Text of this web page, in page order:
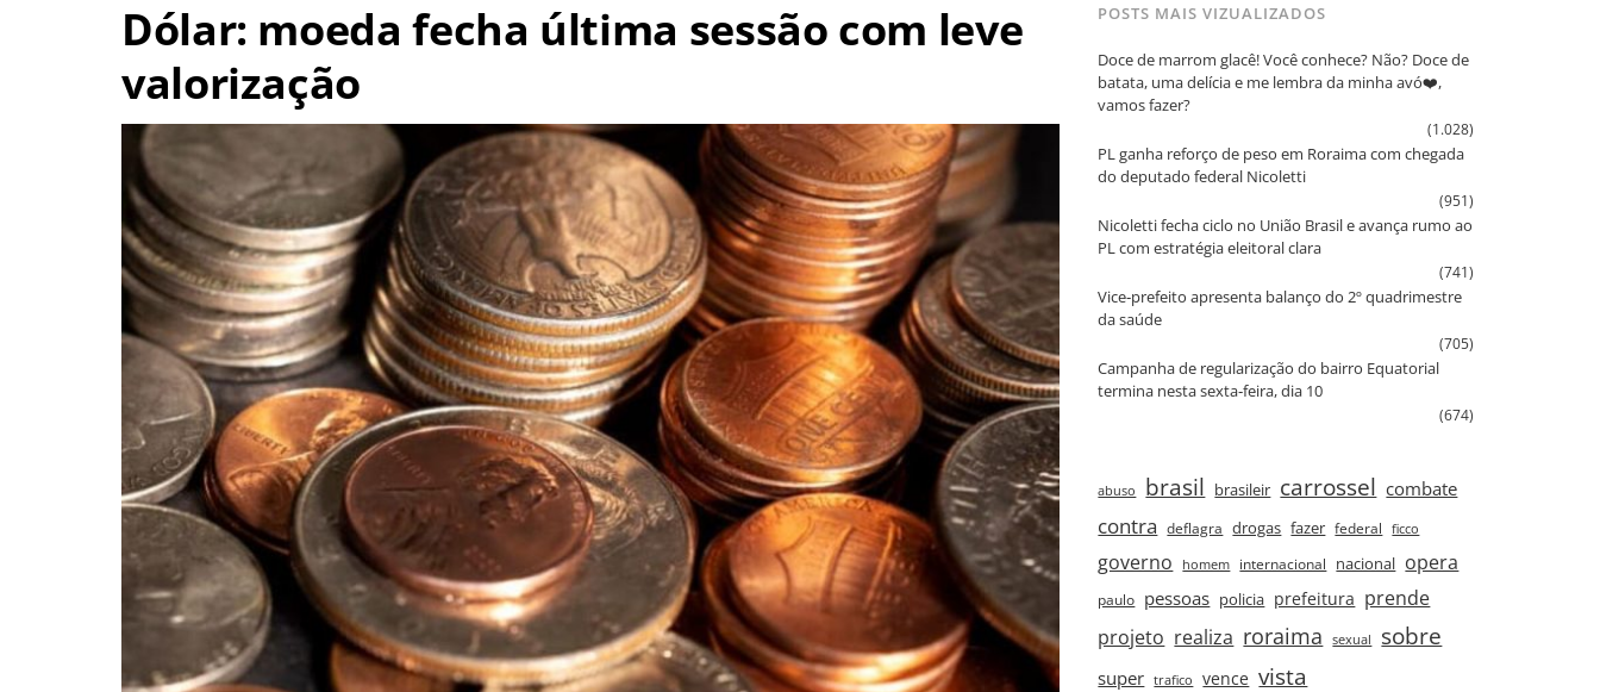
Dólar: moeda fecha última sessão com leve
valorização
POSTS MAIS VIZUALIZADOS
Doce de marrom glacê! Você conhece? Não? Doce de
batata, uma delícia e me lembra da minha avó❤️,
vamos fazer?
(1.028)
PL ganha reforço de peso em Roraima com chegada
do deputado federal Nicoletti
(951)
Nicoletti fecha ciclo no União Brasil e avança rumo ao
PL com estratégia eleitoral clara
(741)
Vice‑prefeito apresenta balanço do 2º quadrimestre
da saúde
(705)
Campanha de regularização do bairro Equatorial
termina nesta sexta‑feira, dia 10
(674)
abuso brasil brasileir carrossel combate
contra deflagra drogas fazer federal ficco
governo homem internacional nacional opera
paulo pessoas policia prefeitura prende
projeto realiza roraima sexual sobre
super trafico vence vista